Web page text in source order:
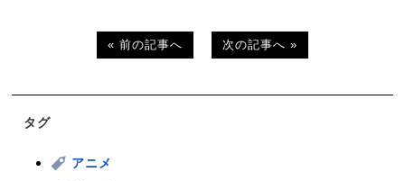
« 前の記事へ 次の記事へ »
タグ
アニメ